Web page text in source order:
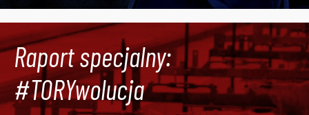
Raport specjalny:
#TORYwolucja